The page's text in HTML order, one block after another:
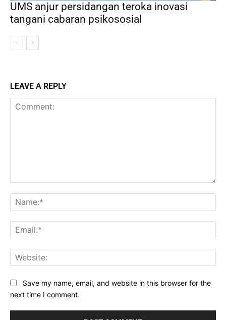
UMS anjur persidangan teroka inovasi
tangani cabaran psikososial
LEAVE A REPLY
Save my name, email, and website in this browser for the
next time I comment.